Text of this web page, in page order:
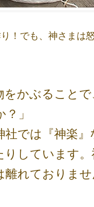
！でも、神さまは
をかぶること
」
では『神楽
りしています
離れておりま